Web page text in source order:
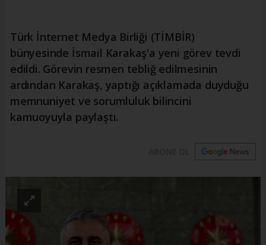
Türk İnternet Medya Birliği (TİMBİR)
bünyesinde İsmail Karakaş'a yeni görev tevdi
edildi. Görevin resmen tebliğ edilmesinin
ardından Karakaş, yaptığı açıklamada duyduğu
memnuniyet ve sorumluluk bilincini
kamuoyuyla paylaştı.